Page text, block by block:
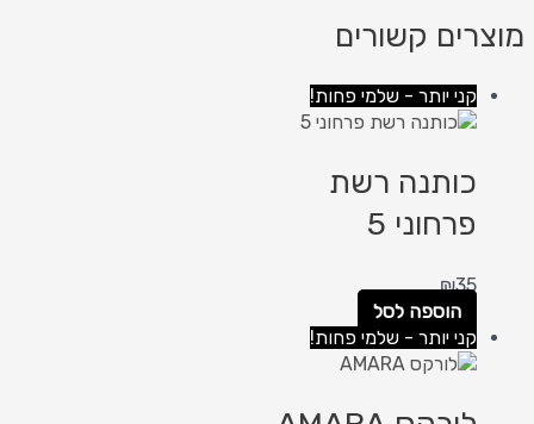
מוצרים קשורים
קני יותר - שלמי פחות!
כותנה רשת
פרחוני 5
₪35
הוספה לסל
קני יותר - שלמי פחות!